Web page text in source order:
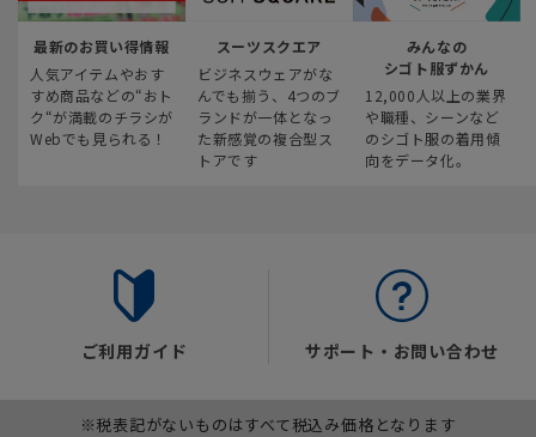
最新のお買い得情報
人気アイテムやおす
すめ商品などの“おト
ク“が満載のチラシが
Webでも見られる！
スーツスクエア
ビジネスウェアがな
んでも揃う、4つのブ
ランドが一体となっ
た新感覚の複合型ス
トアです
みんなの
シゴト服ずかん
12,000人以上の業界
や職種、シーンなど
のシゴト服の着用傾
向をデータ化。
ご利用ガイド サポート・お問い合わせ
※税表記がないものはすべて税込み価格となります